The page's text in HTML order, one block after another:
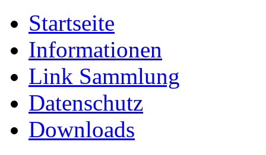
Startseite
Informationen
Link Sammlung
Datenschutz
Downloads